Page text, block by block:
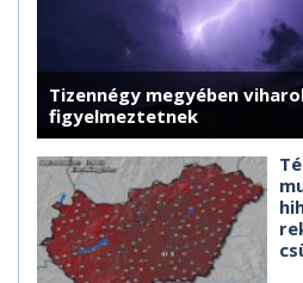
Tizennégy megyében
figyelmeztetnek